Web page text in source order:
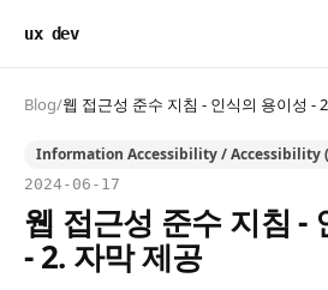
ux dev
Blog/웹 접근성 준수 지침 - 인식의 용이성 -
Information Accessibility / Accessibility
2024-06-17
웹 접근성 준수 지침 -
- 2. 자막 제공